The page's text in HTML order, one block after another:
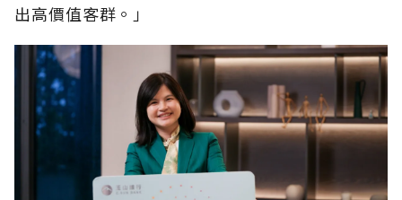
出高價值客群。」